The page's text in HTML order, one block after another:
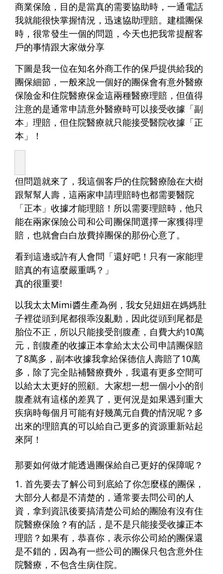
商業保險，目的是當真的需要協助時，一通電話
我就能很快掌握情況，迅速協助理賠。建檔團保
時，很常發生一個的問題，今天也把我常提醒客
戶的事情跟大家做分享
下圖是我一位在知名外商工作的保戶提供給我的
團保細節，一般來說一個好的團保會有意外醫療
保險金和住院醫療保金這兩種醫療理賠，但值得
注意的是通常申請意外醫療時可以接受收據「副
本」理賠，但住院醫療就只能接受醫院收據「正
本」！
但問題就來了，我這個客戶的住院醫療險在大樹
跟幫幫人壽，這兩家申請理賠時也都需要醫院
「正本」收據才能理賠！所以需要理賠時，他只
能在兩家保險公司和公司團保間選擇一家獲得理
賠，也就會白白放費掉團保的那份心意了。
看到這邊或許有人會問「還好吧！只有一家能理
賠真的有這麼嚴重嗎？」
真的很重要!
以我太太Mimi醬生產為例，我女兒妞妞在媽媽肚
子裡從頭到尾都很乖沒亂動，因此從頭到尾都是
胎位不正，所以只能接受剖腹產，自費大約10萬
元，剖腹產的收據正本拿給太太公司申請團保賠
了8萬多，副本收據我拿給保德信人壽賠了10萬
多，除了完全貼補醫療費外，我還有更多空間可
以給太太更好的照顧。大家想一想一個小小的剖
腹產就有這樣的差異了，更何況是如果遇到重大
疾病時每個月可能有好幾萬元自費的情況呢？多
出來的理賠真的可以給自己更多的資源重新站起
來阿！
那要如何做才能透過團保給自己更好的保障呢？
1. 首先要去了解公司到底給了你怎麼樣的團保 ，
大部分人都是不清楚的，通常要去問公司的人
資，拿到資訊後要搞清楚公司給的團險有沒有住
院醫療保險？有的話，是不是只能接受收據正本
理賠？如果有，恭喜你，表示你公司給的團保還
是不錯的，因為有一些公司的團保只包含意外住
院醫療，不包含生病住院。